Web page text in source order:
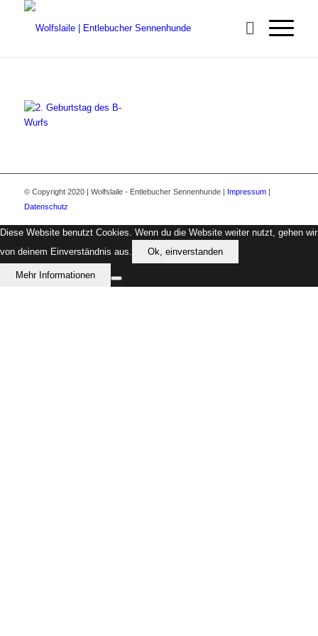
© Copyright 2020 | Wolfslaile - Entlebucher Sennenhunde | Impressum|
Datenschutz
Diese Website benutzt Cookies. Wenn du die Website weiter nutzt, gehen wir
von deinem Einverständnis aus.
Ok, einverstanden
Mehr Informationen